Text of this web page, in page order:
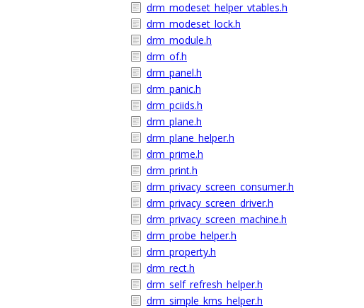
drm_modeset_helper_vtables.h
drm_modeset_lock.h
drm_module.h
drm_of.h
drm_panel.h
drm_panic.h
drm_pciids.h
drm_plane.h
drm_plane_helper.h
drm_prime.h
drm_print.h
drm_privacy_screen_consumer.h
drm_privacy_screen_driver.h
drm_privacy_screen_machine.h
drm_probe_helper.h
drm_property.h
drm_rect.h
drm_self_refresh_helper.h
drm_simple_kms_helper.h